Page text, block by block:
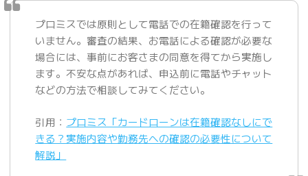
プロミスでは原則として電話での在籍確認を行って
いません。審査の結果、お電話による確認が必要な
場合には、事前にお客さまの同意を得てから実施し
ます。不安な点があれば、申込前に電話やチャット
などの方法で相談してみてください。
引用： プロミス「カードローンは在籍確認なしにで
きる？実施内容や勤務先への確認の必要性について
解説」